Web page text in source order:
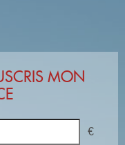
MON
€